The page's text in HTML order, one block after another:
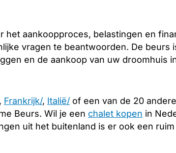
het aankoopproces, belastingen en
vragen te beantwoorden. De beurs
en de aankoop van uw droomhuis
, Frankrijk/, Italië/ of een van de 20
Beurs. Wil je een chalet kopen in
uit het buitenland is er ook een